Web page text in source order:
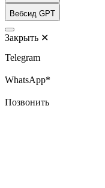
Вебсид GPT
Закрыть ✕
Telegram
WhatsApp*
Позвонить